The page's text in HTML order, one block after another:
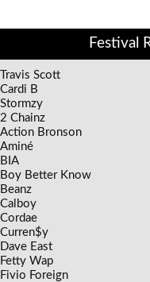
Festival
Travis Scott
Cardi B
Stormzy
2 Chainz
Action Bronson
Aminé
BIA
Boy Better Know
Beanz
Calboy
Cordae
Curren$y
Dave East
Fetty Wap
Fivio Foreign